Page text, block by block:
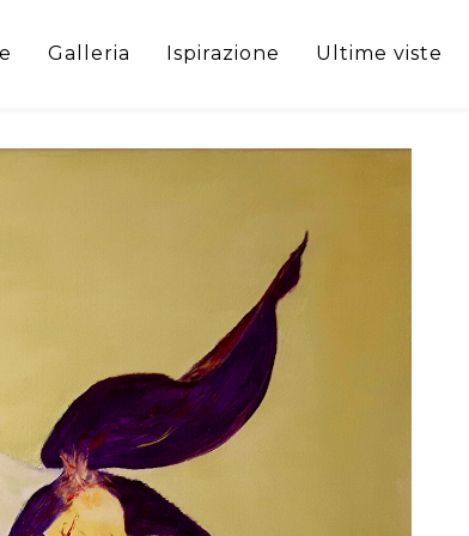
Galleria Ispirazione Ultime viste